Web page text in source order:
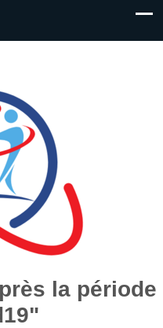
la période